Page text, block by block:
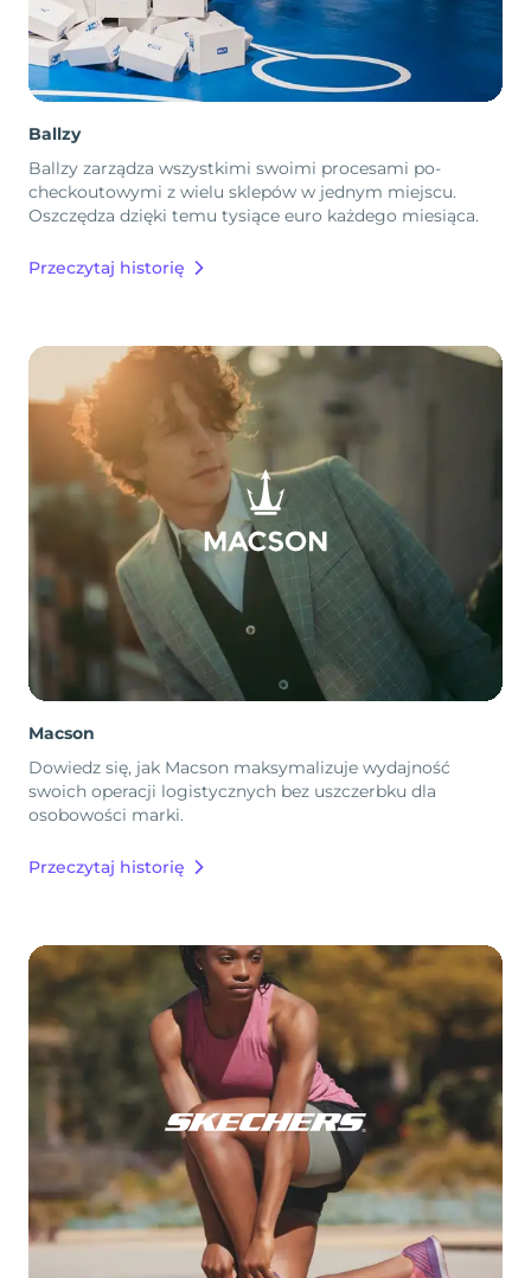
Ballzy
Ballzy zarządza wszystkimi swoimi procesami po-
checkoutowymi z wielu sklepów w jednym miejscu.
Oszczędza dzięki temu tysiące euro każdego miesiąca.
Przeczytaj historię
Macson
Dowiedz się, jak Macson maksymalizuje wydajność
swoich operacji logistycznych bez uszczerbku dla
osobowości marki.
Przeczytaj historię